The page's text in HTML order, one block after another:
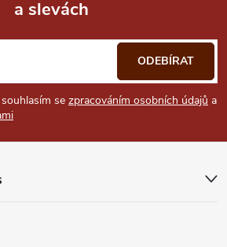
a slevách
se zpracováním osobních údajů a
ODEBÍRAT